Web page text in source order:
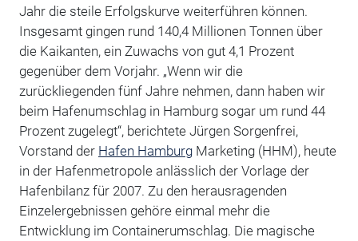
Jahr die steile Erfolgskurve weiterführen können.
Insgesamt gingen rund 140,4 Millionen Tonnen über
die Kaikanten, ein Zuwachs von gut 4,1 Prozent
gegenüber dem Vorjahr. „Wenn wir die
zurückliegenden fünf Jahre nehmen, dann haben wir
beim Hafenumschlag in Hamburg sogar um rund 44
Prozent zugelegt“, berichtete Jürgen Sorgenfrei,
Vorstand der Hafen HamburgMarketing (HHM), heute
in der Hafenmetropole anlässlich der Vorlage der
Hafenbilanz für 2007. Zu den herausragenden
Einzelergebnissen gehöre einmal mehr die
Entwicklung im Containerumschlag. Die magische